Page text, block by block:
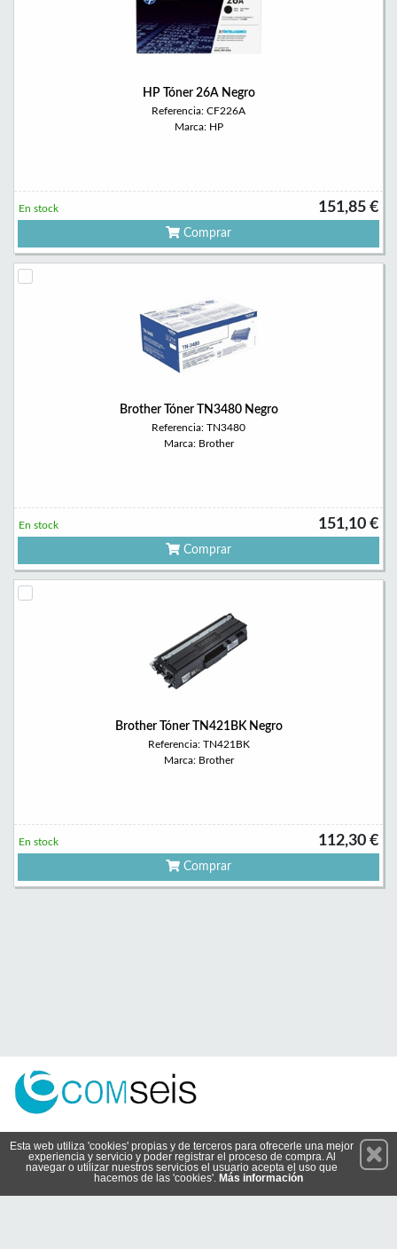
HP Tóner 26A Negro
Referencia: CF226A
Marca: HP
151,85 €
En stock
Comprar
Brother Tóner TN3480 Negro
Referencia: TN3480
Marca: Brother
151,10 €
En stock
Comprar
Brother Tóner TN421BK Negro
Referencia: TN421BK
Marca: Brother
112,30 €
En stock
Comprar
Suscríbete
Esta web utiliza 'cookies' propias y de terceros para ofrecerle una mejor
experiencia y servicio y poder registrar el proceso de compra. Al
navegar o utilizar nuestros servicios el usuario acepta el uso que
hacemos de las 'cookies'. Más información